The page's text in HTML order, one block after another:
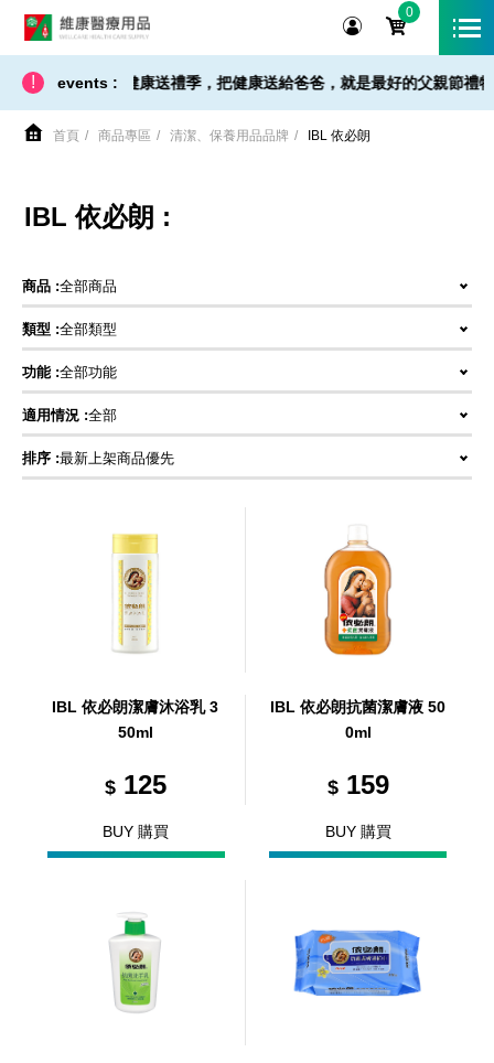
0
! events :
提醒】父親節健康送禮季，把健康送給爸爸，就是最好的父親節禮物
首頁 商品專區 清潔、保養用品品牌 IBL 依必朗
IBL 依必朗 :
商品 :全部商品
類型 :全部類型
功能 :全部功能
適用情況 :全部
排序 :最新上架商品優先
IBL 依必朗潔膚沐浴乳 3
50ml
$125
BUY 購買
IBL 依必朗抗菌潔膚液 50
0ml
$159
BUY 購買